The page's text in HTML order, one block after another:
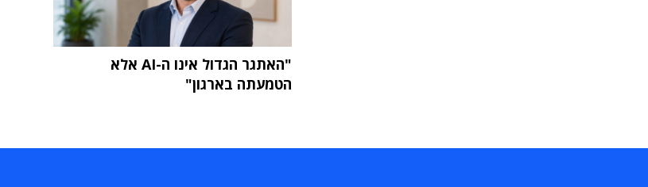
"האתגר הגדול אינו ה-AI אלא
הטמעתה בארגון"